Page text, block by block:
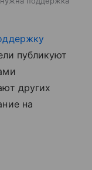
публикуют
других
на